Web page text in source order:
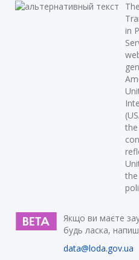
in
Якщо ви маєте
будь ласка,
data@loda.gov.ua